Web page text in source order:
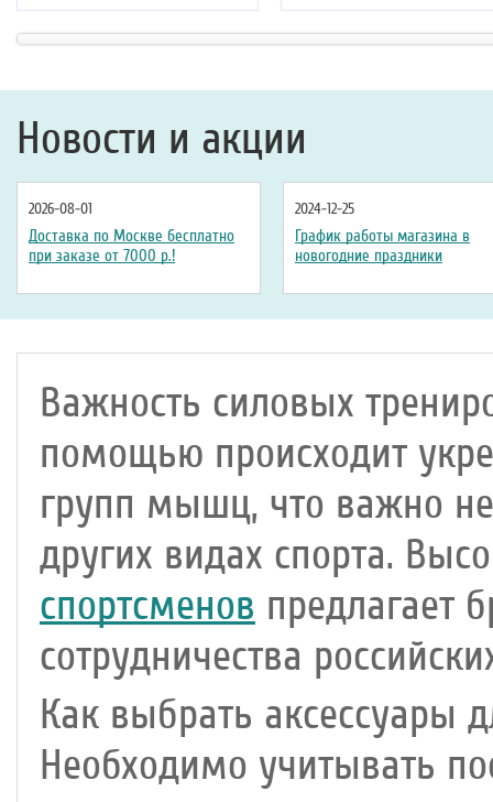
Новости и акции
2026-08-01
Доставка по Москве бесплатно
при заказе от 7000 р.!
2024-12-25
График работы магазина в
новогодние праздники
Важность силовых
помощью происходит
групп мышц, что важно
других видах спорта.
спортсменов предлагает
сотрудничества
Как выбрать аксессуары
Необходимо учитывать